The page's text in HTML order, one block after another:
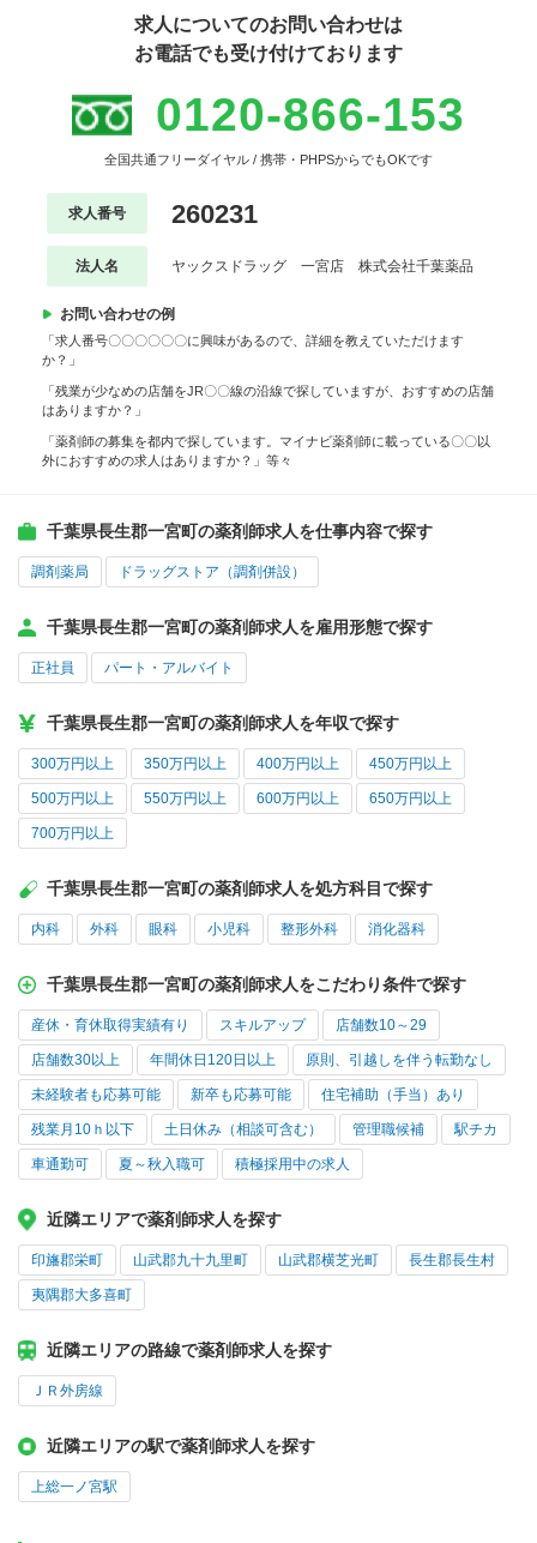
求人についてのお問い合わせは
お電話でも受け付けております
0120-866-153
全国共通フリーダイヤル / 携帯・PHPSからでもOKです
求人番号 260231
法人名 ヤックスドラッグ 一宮店 株式会社千葉薬品
お問い合わせの例
「求人番号〇〇〇〇〇〇に興味があるので、詳細を教えていただけます
か？」
「残業が少なめの店舗をJR〇〇線の沿線で探していますが、おすすめの店舗
はありますか？」
「薬剤師の募集を都内で探しています。マイナビ薬剤師に載っている〇〇以
外におすすめの求人はありますか？」等々
千葉県長生郡一宮町の薬剤師求人を仕事内容で探す
調剤薬局 ドラッグストア（調剤併設）
千葉県長生郡一宮町の薬剤師求人を雇用形態で探す
正社員 パート・アルバイト
千葉県長生郡一宮町の薬剤師求人を年収で探す
300万円以上 350万円以上 400万円以上 450万円以上
500万円以上 550万円以上 600万円以上 650万円以上
700万円以上
千葉県長生郡一宮町の薬剤師求人を処方科目で探す
内科 外科 眼科 小児科 整形外科 消化器科
千葉県長生郡一宮町の薬剤師求人をこだわり条件で探す
産休・育休取得実績有り スキルアップ 店舗数10～29
店舗数30以上 年間休日120日以上 原則、引越しを伴う転勤なし
未経験者も応募可能 新卒も応募可能 住宅補助（手当）あり
残業月10ｈ以下 土日休み（相談可含む） 管理職候補 駅チカ
車通勤可 夏～秋入職可 積極採用中の求人
近隣エリアで薬剤師求人を探す
印旛郡栄町 山武郡九十九里町 山武郡横芝光町 長生郡長生村
夷隅郡大多喜町
近隣エリアの路線で薬剤師求人を探す
ＪＲ外房線
近隣エリアの駅で薬剤師求人を探す
上総一ノ宮駅